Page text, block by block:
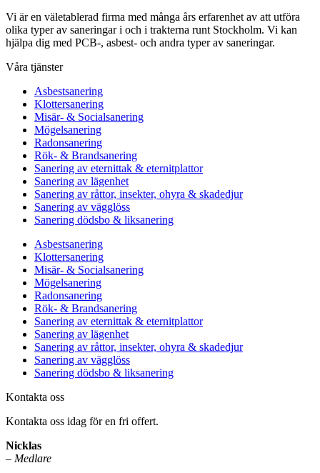
Vi är en väletablerad firma med många års erfarenhet av att utföra
olika typer av saneringar i och i trakterna runt Stockholm. Vi kan
hjälpa dig med PCB-, asbest- och andra typer av saneringar.
Våra tjänster
Asbestsanering
Klottersanering
Misär- & Socialsanering
Mögelsanering
Radonsanering
Rök- & Brandsanering
Sanering av eternittak & eternitplattor
Sanering av lägenhet
Sanering av råttor, insekter, ohyra & skadedjur
Sanering av vägglöss
Sanering dödsbo & liksanering
Asbestsanering
Klottersanering
Misär- & Socialsanering
Mögelsanering
Radonsanering
Rök- & Brandsanering
Sanering av eternittak & eternitplattor
Sanering av lägenhet
Sanering av råttor, insekter, ohyra & skadedjur
Sanering av vägglöss
Sanering dödsbo & liksanering
Kontakta oss
Kontakta oss idag för en fri offert.
Nicklas
– Medlare